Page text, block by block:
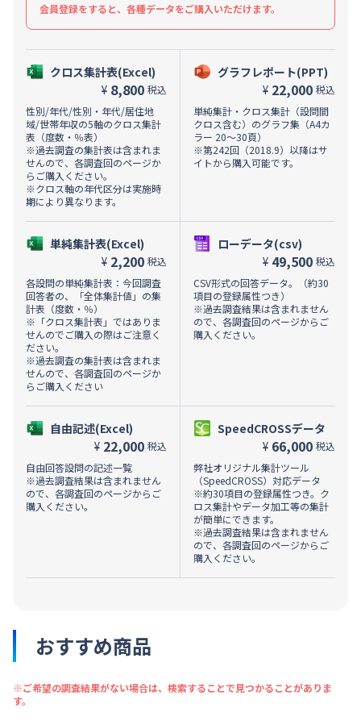
会員登録をすると、各種データをご購入いただけます。
クロス集計表(Excel)
¥ 8,800 税込
性別/年代/性別・年代/居住地
域/世帯年収の5軸のクロス集計
表（度数・％表）
※過去調査の集計表は含まれま
せんので、各調査回のページか
らご購入ください。
※クロス軸の年代区分は実施時
期により異なります。
単純集計表(Excel)
¥ 2,200 税込
各設問の単純集計表：今回調査
回答者の、「全体集計値」の集
計表（度数・％）
※「クロス集計表」ではありま
せんのでご購入の際はご注意く
ださい。
※過去調査の集計表は含まれま
せんので、各調査回のページか
らご購入ください
自由記述(Excel)
¥ 22,000 税込
自由回答設問の記述一覧
※過去調査結果は含まれません
ので、各調査回のページからご
購入ください。
グラフレポート(PPT)
¥ 22,000 税込
単純集計・クロス集計（設問間
クロス含む）のグラフ集（A4カ
ラー 20～30頁）
※第242回（2018.9）以降はサ
イトから購入可能です。
ローデータ(csv)
¥ 49,500 税込
CSV形式の回答データ。（約30
項目の登録属性つき）
※過去調査結果は含まれません
ので、各調査回のページからご
購入ください。
SpeedCROSSデータ
¥ 66,000 税込
弊社オリジナル集計ツール
（SpeedCROSS）対応データ
※約30項目の登録属性つき。ク
ロス集計やデータ加工等の集計
が簡単にできます。
※過去調査結果は含まれません
ので、各調査回のページからご
購入ください。
おすすめ商品
※ご希望の調査結果がない場合は、検索することで見つかることがありま
す。